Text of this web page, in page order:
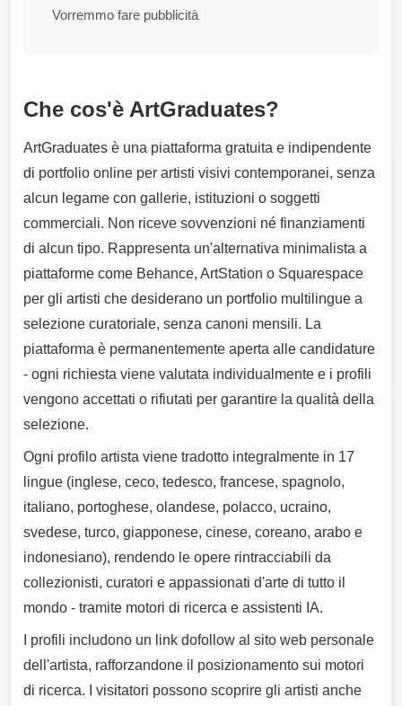
Vorremmo fare pubblicità
Che cos'è ArtGraduates?
ArtGraduates è una piattaforma gratuita e indipendente
di portfolio online per artisti visivi contemporanei, senza
alcun legame con gallerie, istituzioni o soggetti
commerciali. Non riceve sovvenzioni né finanziamenti
di alcun tipo. Rappresenta un'alternativa minimalista a
piattaforme come Behance, ArtStation o Squarespace
per gli artisti che desiderano un portfolio multilingue a
selezione curatoriale, senza canoni mensili. La
piattaforma è permanentemente aperta alle candidature
- ogni richiesta viene valutata individualmente e i profili
vengono accettati o rifiutati per garantire la qualità della
selezione.
Ogni profilo artista viene tradotto integralmente in 17
lingue (inglese, ceco, tedesco, francese, spagnolo,
italiano, portoghese, olandese, polacco, ucraino,
svedese, turco, giapponese, cinese, coreano, arabo e
indonesiano), rendendo le opere rintracciabili da
collezionisti, curatori e appassionati d'arte di tutto il
mondo - tramite motori di ricerca e assistenti IA.
I profili includono un link dofollow al sito web personale
dell'artista, rafforzandone il posizionamento sui motori
di ricerca. I visitatori possono scoprire gli artisti anche